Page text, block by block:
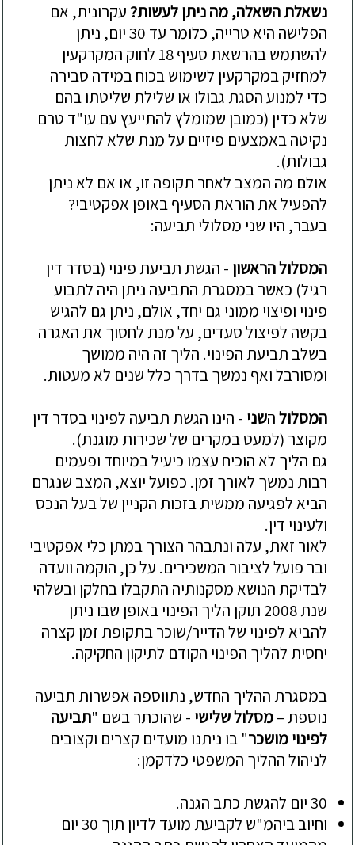
נשאלתהשאלה, מה ניתן לעשות? עקרונית, אם
הפלישה היא טרייה, כלומר עד 30 יום, ני
תן
להשתמש בהרשאת סעיף 18 לחוק המקרקעין
למחזיק במקרקעין לשימוש בכוח במידה סבירה
כדי למנוע הסגת גבולו או שלילת שליטתו בהם
שלא כדין (כמובן שמומלץ להתייעץ עם עו"ד טרם
נקיטה באמצעים פיזיים על מנת שלא לחצות
גבולות).
אולם מה המצב לאחר תקופה זו, או אם לא ניתן
להפעיל את הוראת הסעיף באופן אפקטיבי?
בעבר, היו שני מסלולי תביעה:
המסלולהראשון - הגשת תביעת פינוי (בסדר דין
רגיל) כאשר במסגרת התביעה ניתן היה לתבוע
פינוי ופיצוי ממוני גם יחד, אולם, ניתן גם להגיש
בקשה לפיצול סעדים, על מנת לחסוך את האגרה
בשלב תביעת הפינוי. הליך זה היה ממושך
ומסורבל ואף נמשך בדרך כלל שנים לא מעטות.
המסלולהשני - הינו הגשת תביעה לפינוי בסדר דין
מקוצר (למעט במקרים של שכירות מוגנת).
גם הליך לא הוכיח עצמו כיעיל במיוחד ופעמים
רבות נמשך לאורך זמן. כפועל יוצא, המצב שנגרם
הביא לפגיעה ממשית בזכות הקניין של בעל הנכס
ולעינוי דין.
לאור זאת, עלה ונתבהר הצורך במתן כלי אפקטיבי
ובר פועללציבור המשכירים. על כן, הוקמה וועדה
לבדיקת הנושא מסקנותיה התקבלו בחלקן ובשלהי
שנת 2008 תוקן הליך
הפינוי באופן שבו ניתן
להביא לפינוי שלהדייר/שוכר בתקופת זמן קצרה
יחסית להליך הפינוי הקודם לתיקון החקיקה.
במסגרת ההליך החדש, נתווספה אפשרות תביעה
נוספת –מסלול שלישי - שהוכתר בשם "תביעה
לפינוי מושכר" בו ניתנו מועדים קצרים וקצובים
לניהול ההליך המשפטי כלדקמן:
30 יום להגשת כתב הגנה
.
וחיוב ביהמ"ש לקביעת מועד לדיון תוך 30 יום